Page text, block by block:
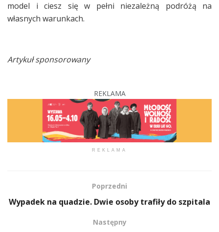
model i ciesz się w pełni niezależną podróżą na
własnych warunkach.
Artykuł sponsorowany
REKLAMA
REKLAMA
Poprzedni
Wypadek na quadzie. Dwie osoby trafiły do szpitala
Następny